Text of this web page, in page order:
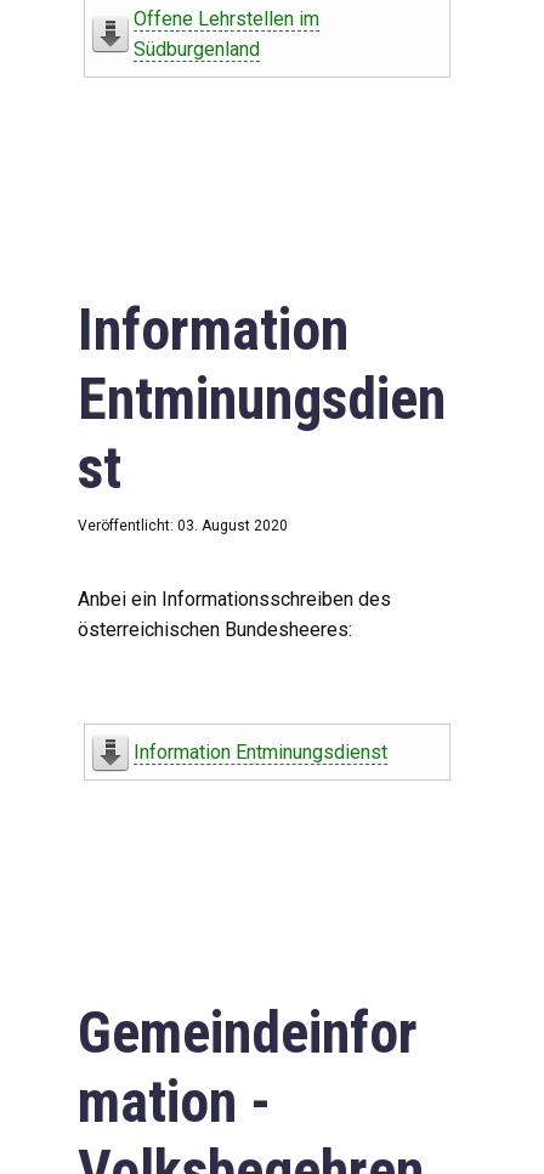
Offene Lehrstellen im
Südburgenland
Information
Entminungsdien
st
Veröffentlicht: 03. August 2020
Anbei ein Informationsschreiben des
österreichischen Bundesheeres:
Information Entminungsdienst
Gemeindeinfor
mation -